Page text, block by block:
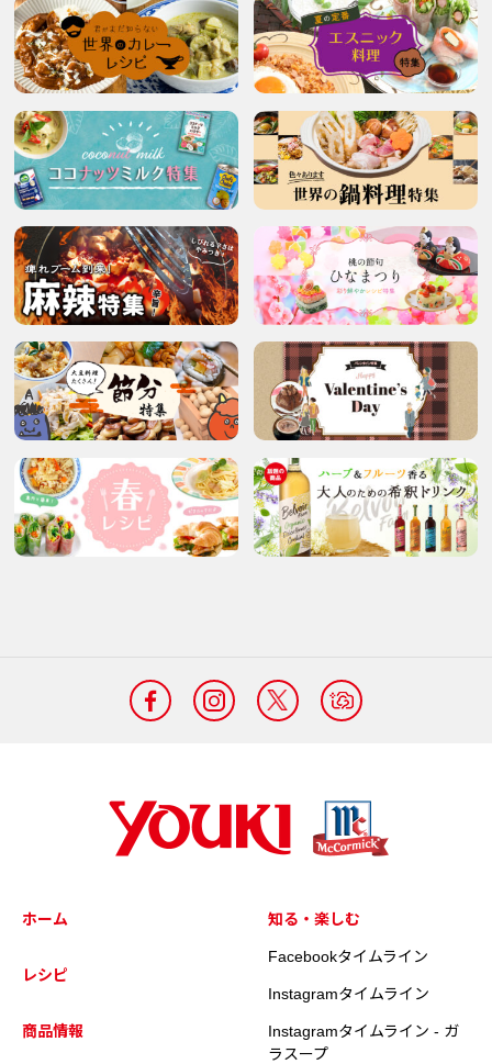
ホーム
レシピ
商品情報
知る・楽しむ
Facebookタイムライン
Instagramタイムライン
Instagramタイムライン - ガ
ラスープ